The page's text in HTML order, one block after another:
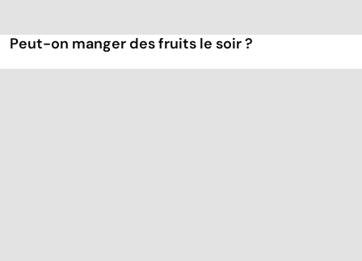
Peut-on manger des fruits le soir ?